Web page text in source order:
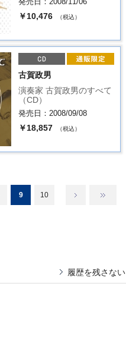
￥10,476 （税込）
古賀政男
演奏家 古賀政男のすべて
（CD）
発売日：2008/09/08
￥18,857 （税込）
9 10
履歴を残さない